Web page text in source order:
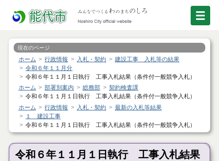
現在のページ
ホーム 行政情報 入札・契約
建設工事 入札等の結果
令和６年１１月分
令和６年１１月１日執行 工事入札結果（条件付一般競争入札）
ホーム
部署別案内 総務部
契約検査課
令和６年１１月１日執行 工事入札結果（条件付一般競争入札）
ホーム
行政情報 入札・契約
最新の入札等結果
１ 建設工事
令和６年１１月１日執行 工事入札結果（条件付一般競争入札）
令和６年１１月１日執行 工事入札結果